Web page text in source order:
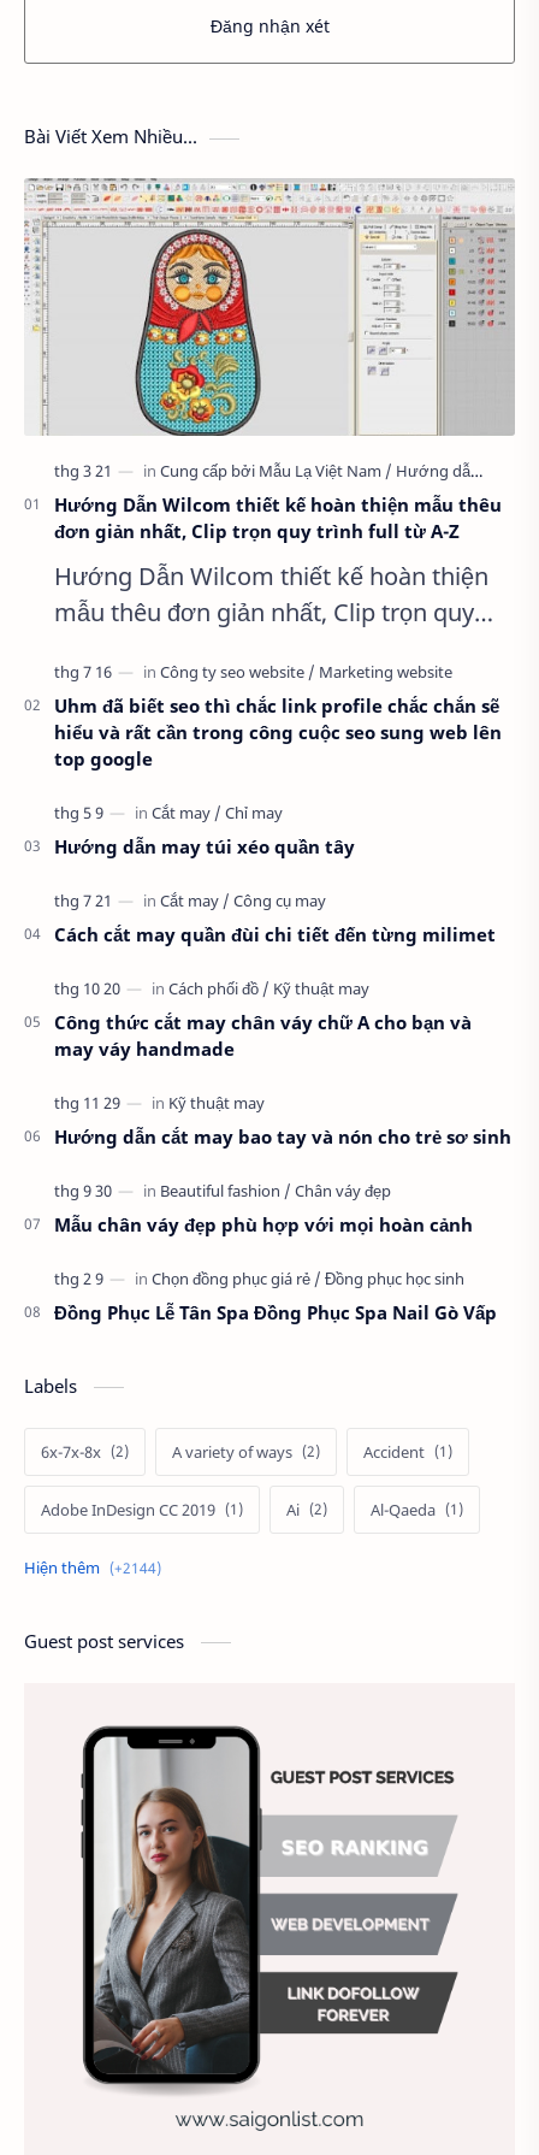
Đăng nhận xét
Bài Viết Xem Nhiều...
Hướng Dẫn Wilcom thiết kế hoàn thiện mẫu thêu
đơn giản nhất, Clip trọn quy trình full từ A-Z
Hướng Dẫn Wilcom thiết kế hoàn thiện
mẫu thêu đơn giản nhất, Clip trọn quy
thuật mới vào nghề, clip thực hành t…
Uhm đã biết seo thì chắc link profile chắc chắn sẽ
hiểu và rất cần trong công cuộc seo sung web lên
top google
Hướng dẫn may túi xéo quần tây
Cách cắt may quần đùi chi tiết đến từng milimet
Công thức cắt may chân váy chữ A cho bạn và
may váy handmade
Hướng dẫn cắt may bao tay và nón cho trẻ sơ sinh
Mẫu chân váy đẹp phù hợp với mọi hoàn cảnh
Đồng Phục Lễ Tân Spa Đồng Phục Spa Nail Gò Vấp
Labels
6x-7x-8x A variety of ways Accident
Adobe InDesign CC 2019 Ai Al-Qaeda
Alien Alternative
Ảnh nền chuẩn HD Ảnh nền đẹp
Ảnh nền sinh nhật
Animal Ankle boots Antarctic
Antibodies against Covid-19 Antiquarian
Antiviral antibodies Áo bà ba
Áo bà ba hiện đại Áo bà bầu Áo bác sĩ
Áo bếp trưởng áo công nhân
Guest post services